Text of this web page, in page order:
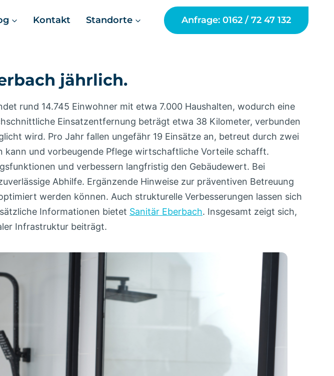
Kontakt Standorte Anfrage: 0162 / 72 47 132
jährlich.
rund 14.745 Einwohner mit etwa 7.000 Haushalten, wodurch eine
Einsatzentfernung beträgt etwa 38 Kilometer, verbunden
wird. Pro Jahr fallen ungefähr 19 Einsätze an, betreut durch zwei
und vorbeugende Pflege wirtschaftliche Vorteile schafft.
und verbessern langfristig den Gebäudewert. Bei
Abhilfe. Ergänzende Hinweise zur präventiven Betreuung
werden können. Auch strukturelle Verbesserungen lassen sich
Informationen bietet Sanitär Eberbach. Insgesamt zeigt sich,
Infrastruktur beiträgt.